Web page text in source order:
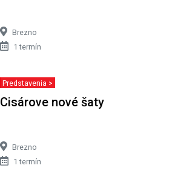
Brezno
1 termín
Predstavenia >
Cisárove nové šaty
Brezno
1 termín